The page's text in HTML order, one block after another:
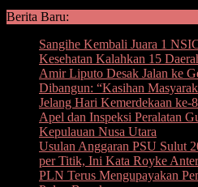
Berita Baru:
Sangihe Kembali Juara 1
Kesehatan Kalahkan 15
Amir Liputo Desak Jalan ke
Dibangun: “Kasihan
Jelang Hari Kemerdekaan
Apel dan Inspeksi Peralatan
Kepulauan Nusa Utara
Usulan Anggaran PSU Sulut
per Titik, Ini Kata Royke Anter
PLN Terus Mengupayakan